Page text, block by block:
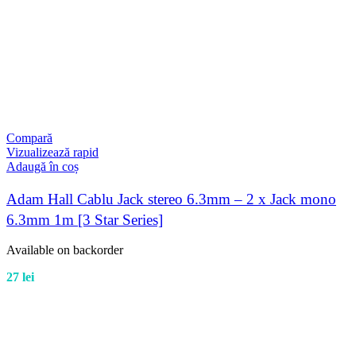
Compară
Vizualizează rapid
Adaugă în coș
Adam Hall Cablu Jack stereo 6.3mm – 2 x Jack mono
6.3mm 1m [3 Star Series]
Available on backorder
27 lei